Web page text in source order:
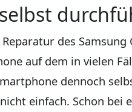
des
auf dem in vielen
dennoch
einfach. Schon